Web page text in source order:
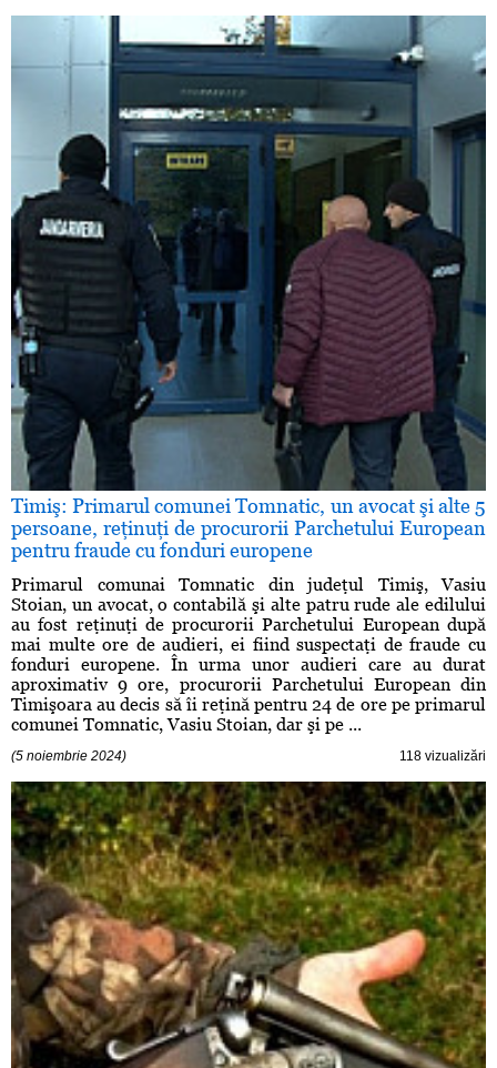
Timiş: Primarul comunei Tomnatic, un avocat şi alte 5
persoane, reţinuţi de procurorii Parchetului European
pentru fraude cu fonduri europene
Primarul comunai Tomnatic din judeţul Timiş, Vasiu
Stoian, un avocat, o contabilă şi alte patru rude ale edilului
au fost reţinuţi de procurorii Parchetului European după
mai multe ore de audieri, ei fiind suspectaţi de fraude cu
fonduri europene. În urma unor audieri care au durat
aproximativ 9 ore, procurorii Parchetului European din
Timişoara au decis să îi reţină pentru 24 de ore pe primarul
comunei Tomnatic, Vasiu Stoian, dar şi pe ...
(5 noiembrie 2024) 118 vizualizări